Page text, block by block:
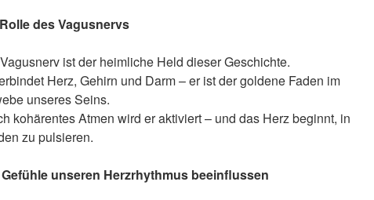
des Vagusnervs
ist der heimliche Held dieser Geschichte.
Herz, Gehirn und Darm – er ist der goldene Faden im
unseres Seins.
kohärentes Atmen wird er aktiviert – und das Herz beginnt, in
zu pulsieren.
unseren Herzrhythmus beeinflussen